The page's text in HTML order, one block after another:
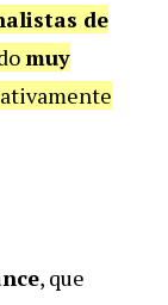
de
muy
, que